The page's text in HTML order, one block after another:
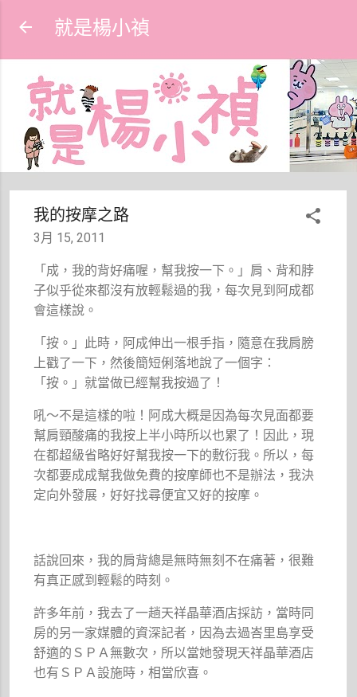
跳到主要內容
就是楊小禎
我的按摩之路
3月 15, 2011
「成，我的背好痛喔，幫我按一下。」肩、背和脖
子似乎從來都沒有放輕鬆過的我，每次見到阿成都
會這樣說。
「按。」此時，阿成伸出一根手指，隨意在我肩膀
上戳了一下，然後簡短俐落地說了一個字：
「按。」就當做已經幫我按過了！
吼～不是這樣的啦！阿成大概是因為每次見面都要
幫肩頸酸痛的我按上半小時所以也累了！因此，現
在都超級省略好好幫我按一下的敷衍我。所以，每
次都要成成幫我做免費的按摩師也不是辦法，我決
定向外發展，好好找尋便宜又好的按摩。
話說回來，我的肩背總是無時無刻不在痛著，很難
有真正感到輕鬆的時刻。
許多年前，我去了一趟天祥晶華酒店採訪，當時同
房的另一家媒體的資深記者，因為去過峇里島享受
舒適的ＳＰＡ無數次，所以當她發現天祥晶華酒店
也有ＳＰＡ設施時，相當欣喜。